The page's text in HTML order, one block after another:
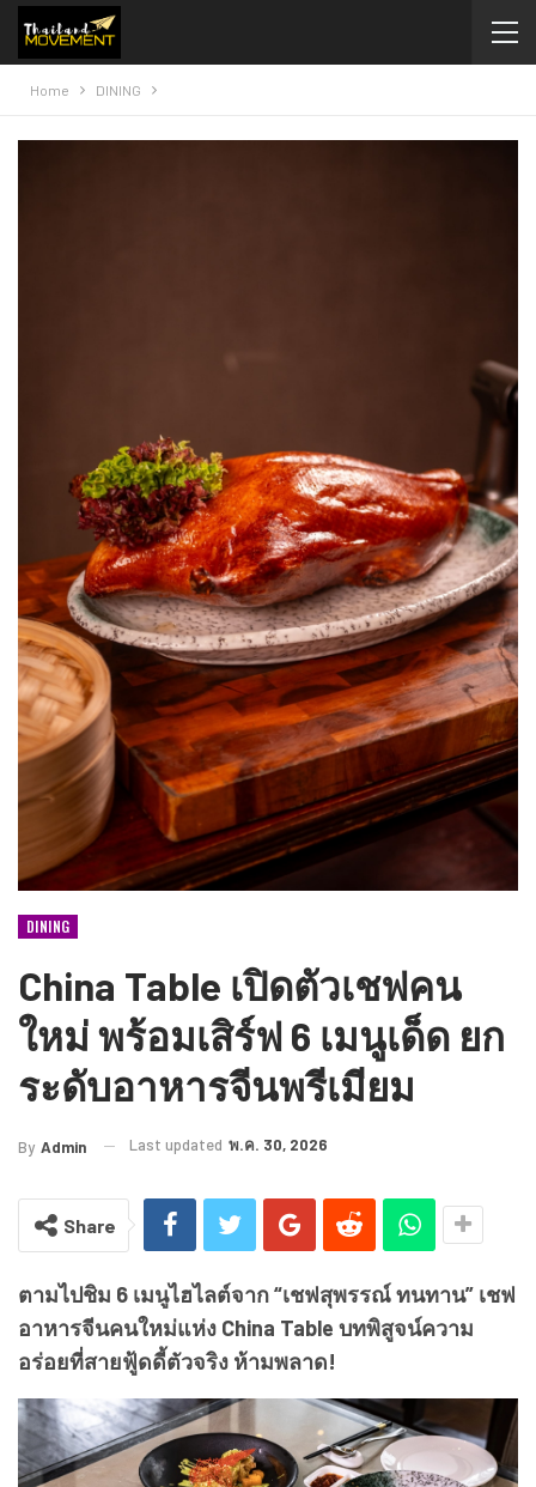
Home DINING
DINING
China Table เปิดตัวเชฟคน
ใหม่ พร้อมเสิร์ฟ 6 เมนูเด็ด ยก
ระดับอาหารจีนพรีเมียม
By Admin Last updated พ.ค. 30, 2026
Share
ตามไปชิม 6 เมนูไฮไลต์จาก “เชฟสุพรรณ์ ทนทาน” เชฟ
อาหารจีนคนใหม่แห่ง China Table บทพิสูจน์ความ
อร่อยที่สายฟู้ดดี้ตัวจริง ห้ามพลาด!